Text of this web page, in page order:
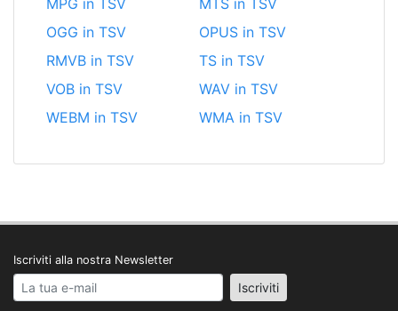
OGG in TSV
OPUS in TSV
RMVB in TSV
TS in TSV
VOB in TSV
WAV in TSV
WEBM in TSV
WMA in TSV
Iscriviti alla nostra Newsletter
Your email address Iscriviti